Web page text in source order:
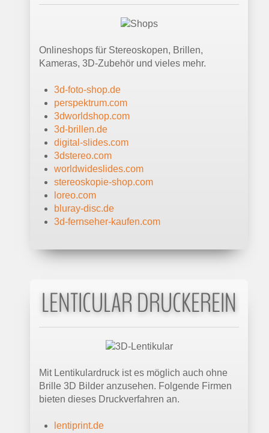
Onlineshops für Stereoskopen, Brillen,
Kameras, 3D-Zubehör und vieles mehr.
3d-foto-shop.de
perspektrum.com
3dworldshop.com
3d-brillen.de
digital-slides.com
3dstereo.com
worldwideslides.com
stereoskopie-shop.com
loreo.com
bluray-disc.de
3d-fernseher-kaufen.com
LENTICULAR DRUCKEREIN
Mit Lentikulardruck ist es möglich auch ohne
Brille 3D Bilder anzusehen. Folgende Firmen
bieten dieses Druckverfahren an.
lentiprint.de